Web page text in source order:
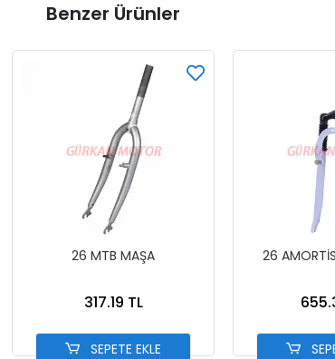
Benzer Ürünler
26 MTB MAŞA
317.19 TL
SEPETE EKLE
26